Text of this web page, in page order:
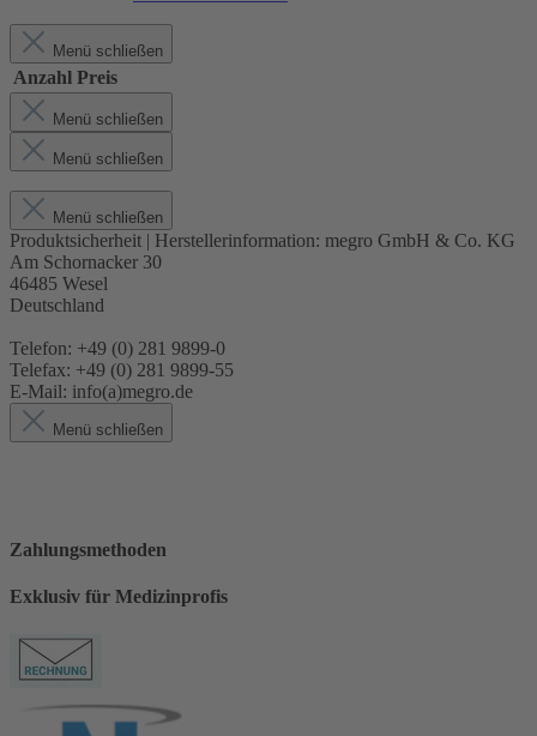
Menü schließen
Anzahl Preis
Menü schließen
Menü schließen
Menü schließen
Produktsicherheit | Herstellerinformation: megro GmbH & Co. KG
Am Schornacker 30
46485 Wesel
Deutschland
Telefon: +49 (0) 281 9899-0
Telefax: +49 (0) 281 9899-55
E-Mail: info(a)megro.de
Menü schließen
Zahlungsmethoden
Exklusiv für Medizinprofis